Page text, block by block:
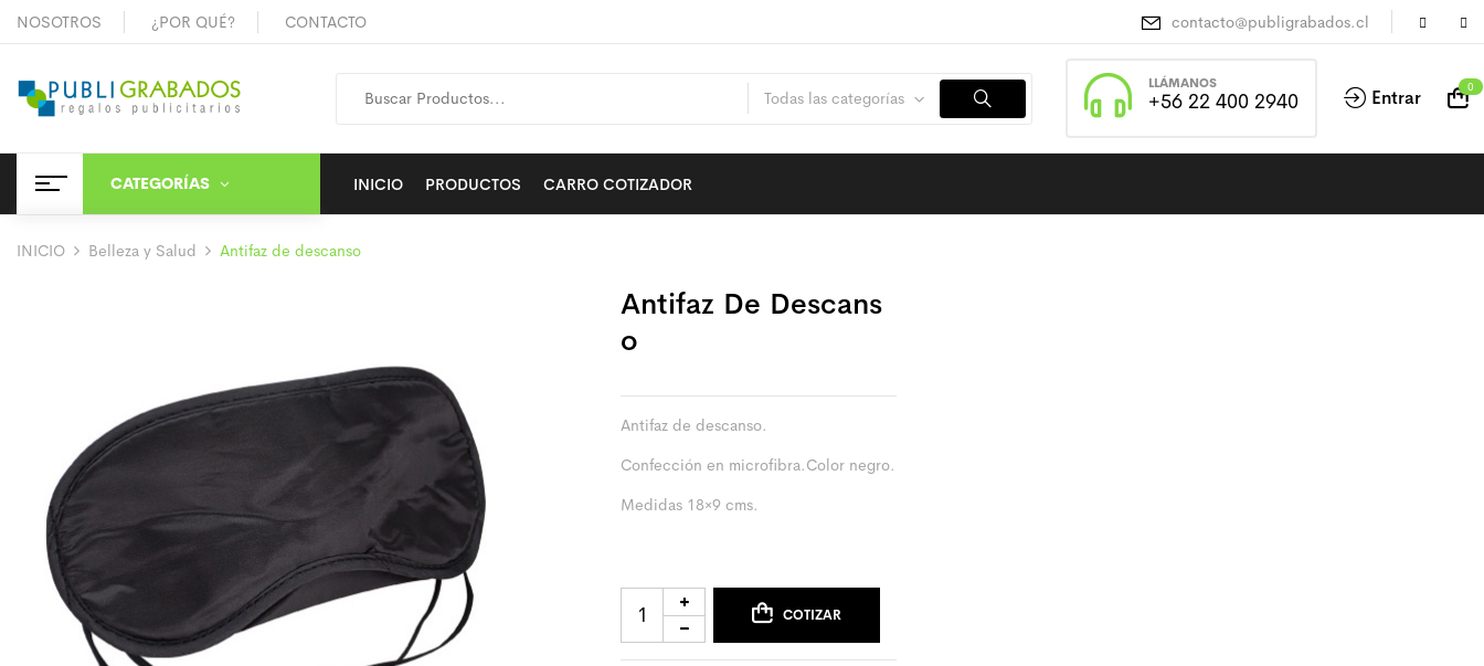
NOSOTROS ¿POR QUÉ? CONTACTO contacto@publigrabados.cl
Todas las categorías
LLÁMANOS
+56 22 400 2940 Entrar 0
CATEGORÍAS INICIO PRODUCTOS CARRO COTIZADOR
INICIO Belleza y Salud Antifaz de descanso
Antifaz De Descans
O
Antifaz de descanso.
Confección en microfibra.Color negro.
Medidas 18×9 cms.
COTIZAR